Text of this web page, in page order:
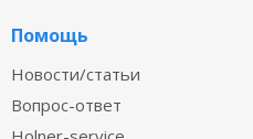
Помощь
Новости/статьи
Вопрос-ответ